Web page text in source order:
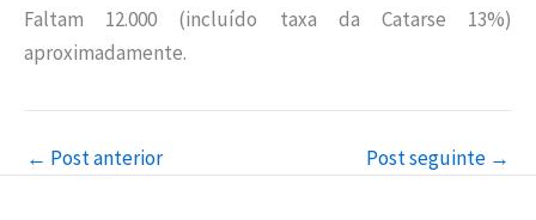
Faltam 12.000 (incluído taxa da Catarse 13%)
aproximadamente.
← Post anterior Post seguinte →